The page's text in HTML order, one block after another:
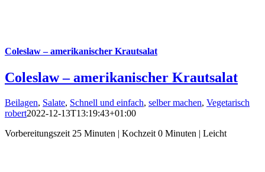
Coleslaw – amerikanischer Krautsalat
Coleslaw – amerikanischer Krautsalat
Beilagen, Salate, Schnell und einfach, selber machen, Vegetarisch
robert2022-12-13T13:19:43+01:00
Vorbereitungszeit 25 Minuten | Kochzeit 0 Minuten | Leicht